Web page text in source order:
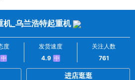
机_乌兰浩特起重机
度
中
发货速度
4.9 中
关注人数
761
进店逛逛